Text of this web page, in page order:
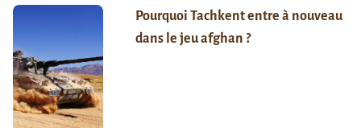
Pourquoi Tachkent entre à nouveau
dans le jeu afghan ?